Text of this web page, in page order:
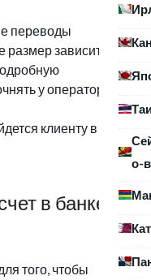
о-
переводы
зависит от
у операторов
клиенту в
в банке
того, чтобы